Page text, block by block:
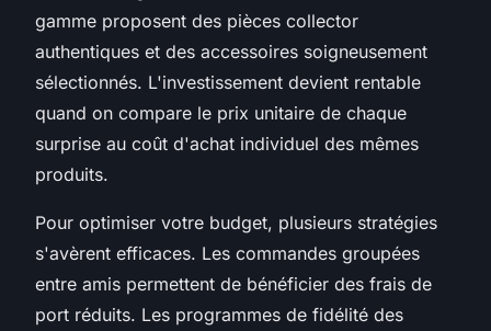
gamme proposent des pièces collector
authentiques et des accessoires soigneusement
sélectionnés. L'investissement devient rentable
quand on compare le prix unitaire de chaque
surprise au coût d'achat individuel des mêmes
produits.
Pour optimiser votre budget, plusieurs stratégies
s'avèrent efficaces. Les commandes groupées
entre amis permettent de bénéficier des frais de
port réduits. Les programmes de fidélité des